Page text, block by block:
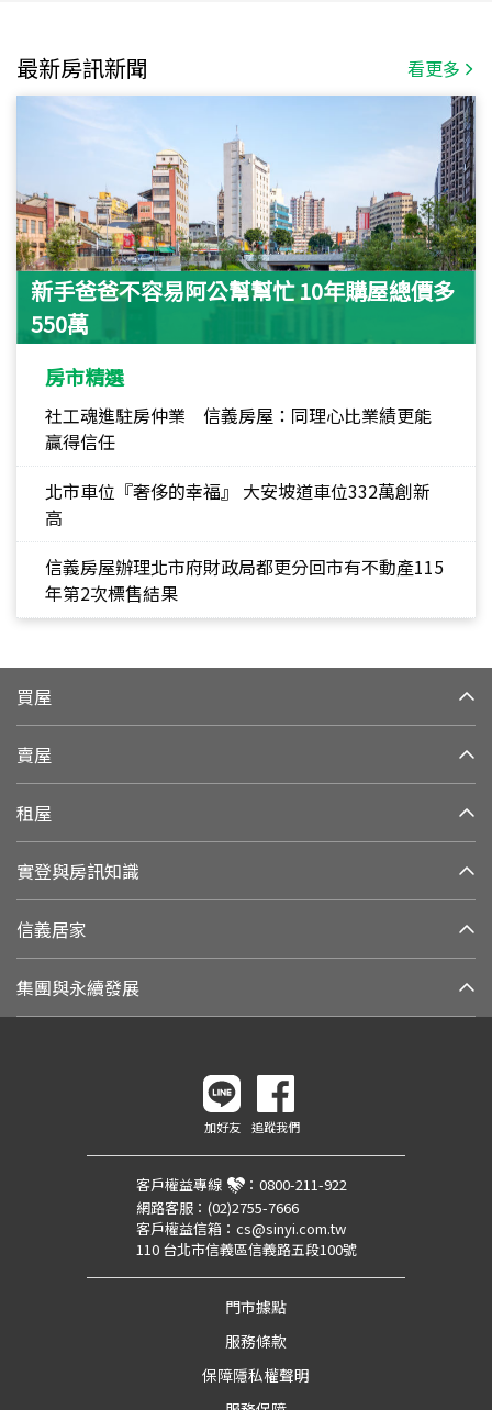
最新房訊新聞 看更多
新手爸爸不容易阿公幫幫忙 10年購屋總價多
550萬
房市精選
社工魂進駐房仲業 信義房屋：同理心比業績更能
贏得信任
北市車位『奢侈的幸福』 大安坡道車位332萬創新
高
信義房屋辦理北市府財政局都更分回市有不動產115
年第2次標售結果
買屋
賣屋
租屋
實登與房訊知識
信義居家
集團與永續發展
加好友 追蹤我們
客戶權益專線 ： 0800-211-922
網路客服： (02)2755-7666
客戶權益信箱： cs@sinyi.com.tw
110 台北市信義區信義路五段100號
門市據點
服務條款
保障隱私權聲明